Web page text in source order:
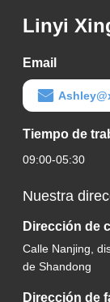
Linyi
Email
Tiempo de
09:00-05:30
Nuestra
Dirección de
Calle Nanjing,
de Shandong
Dirección de